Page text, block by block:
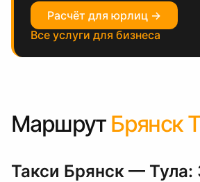
Расчёт для юрлиц →
Все услуги для бизнеса
Маршрут Брянск
Такси Брянск — Тула: